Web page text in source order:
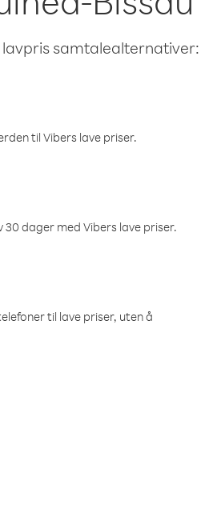
samtalealternativer:
til Vibers lave priser.
dager med Vibers lave priser.
til lave priser, uten å